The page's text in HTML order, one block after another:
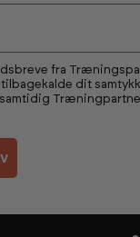
fra
dit